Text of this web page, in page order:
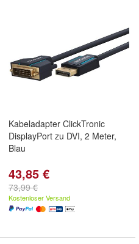
Kabeladapter ClickTronic
DisplayPort zu DVI, 2 Meter,
Blau
43,85 €
73,99 €
Kostenloser Versand